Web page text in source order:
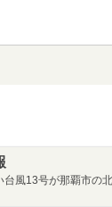
台風13号が那覇市の